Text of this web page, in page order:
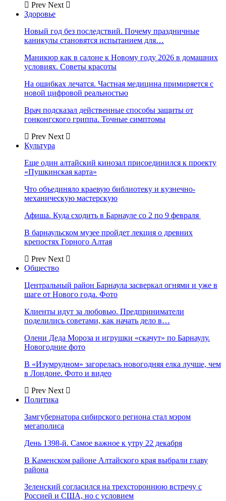
Prev Next
Здоровье
Новый год без последствий. Почему праздничные
каникулы становятся испытанием для…
Маникюр как в салоне к Новому году 2026 в домашних
условиях. Советы красоты
На ошибках лечатся. Частная медицина примиряется с
новой цифровой реальностью
Врач подсказал действенные способы защиты от
гонконгского гриппа. Точные симптомы
Prev Next
Культура
Еще один алтайский кинозал присоединился к проекту
«Пушкинская карта»
Что объединяло краевую библиотеку и кузнечно-
механическую мастерскую
Афиша. Куда сходить в Барнауле со 2 по 9 февраля
В барнаульском музее пройдет лекция о древних
крепостях Горного Алтая
Prev Next
Общество
Центральный район Барнаула засверкал огнями и уже в
шаге от Нового года. Фото
Клиенты идут за любовью. Предприниматели
поделились советами, как начать дело в…
Олени Деда Мороза и игрушки «скачут» по Барнаулу.
Новогодние фото
В «Изумрудном» загорелась новогодняя елка лучше, чем
в Лондоне. Фото и видео
Prev Next
Политика
Замгубернатора сибирского региона стал мэром
мегаполиса
День 1398-й. Самое важное к утру 22 декабря
В Каменском районе Алтайского края выбрали главу
района
Зеленский согласился на трехстороннюю встречу с
Россией и США, но с условием